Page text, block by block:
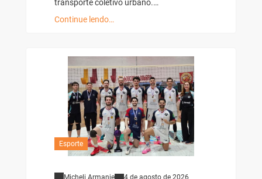
transporte coletivo urbano.…
Continue lendo…
Esporte
Micheli Armanje 4 de agosto de 2026